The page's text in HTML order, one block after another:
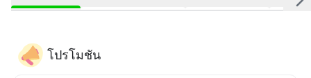
โปรโมชัน